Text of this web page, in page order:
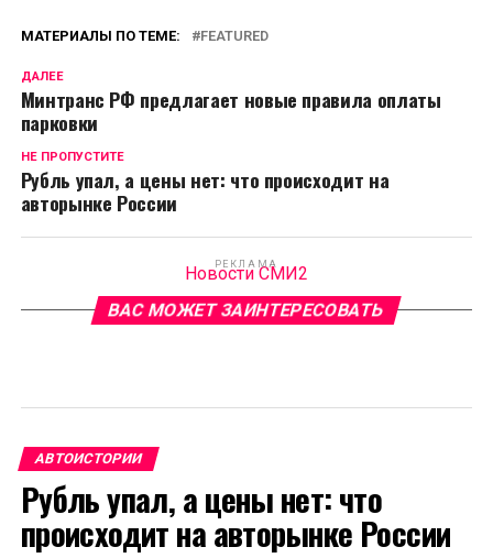
МАТЕРИАЛЫ ПО ТЕМЕ: FEATURED
ДАЛЕЕ
Минтранс РФ предлагает новые правила оплаты
парковки
НЕ ПРОПУСТИТЕ
Рубль упал, а цены нет: что происходит на
авторынке России
РЕКЛАМА
Новости СМИ2
ВАС МОЖЕТ ЗАИНТЕРЕСОВАТЬ
АВТОИСТОРИИ
Рубль упал, а цены нет: что
происходит на авторынке России